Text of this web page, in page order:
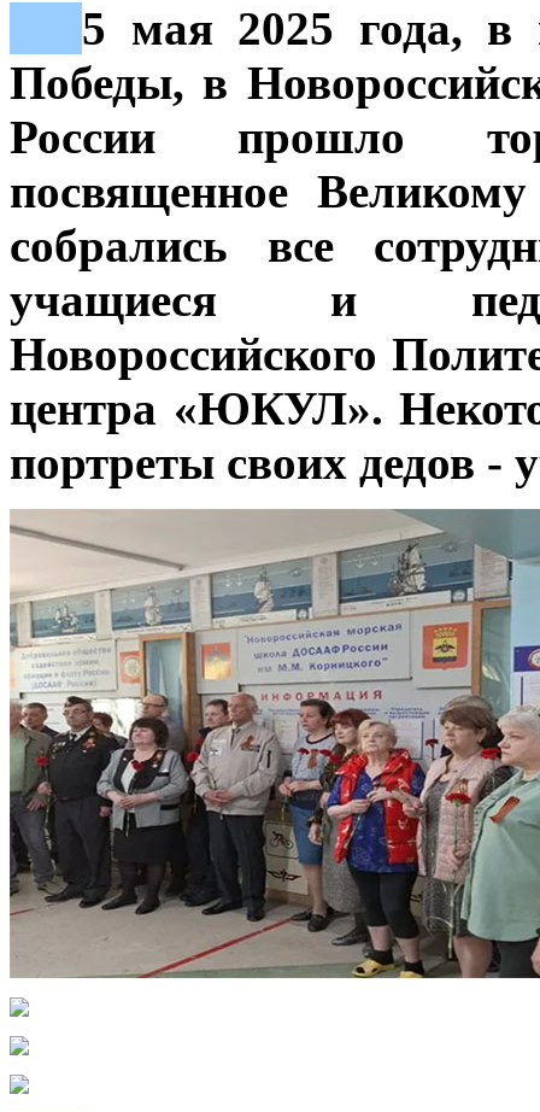
5 мая 2025 года, в
Победы, в
России прошло
посвященное
собрались все
учащиеся и
Новороссийского
центра «ЮКУЛ».
портреты своих дедов -